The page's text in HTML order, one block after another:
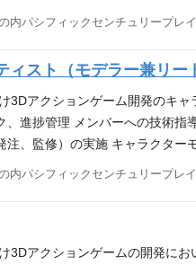
必須スキル プレイヤー/エネ
などゲームエンジンを使
ワークが軽く業務に取り組める
内パシフィックセンチュリープレ
スト（モデラー兼リー
3Dアクションゲーム開発のキ
、進捗管理 メンバーへの技術
注、監修）の実施 キャラクタ
Substance Painter/
トポロジー、UV展開に関する
ンシューマゲーム（PS5,
した高いスキル NPR（Non-
内パシフィックセンチュリープレ
3Dアクションゲームの開発に